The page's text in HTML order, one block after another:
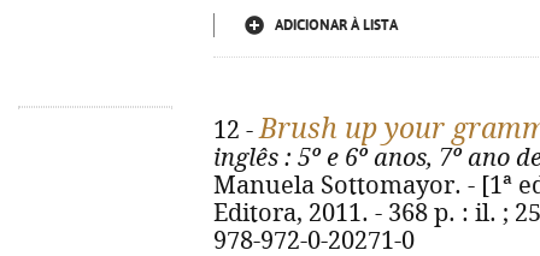
ADICIONAR À LISTA
12 -Brush up your
inglês : 5º e 6º anos, 7º ano
Manuela Sottomayor. - [1ª
Editora, 2011. - 368 p. : il. ;
978-972-0-20271-0